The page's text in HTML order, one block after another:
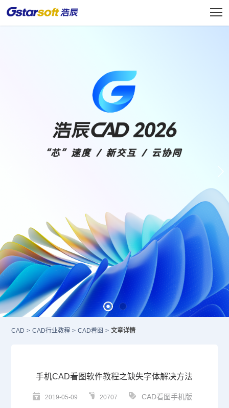
CAD > CAD行业教程 > CAD看图 > 文章详情
手机CAD看图软件教程之缺失字体解决方法
2019-05-09 20707 CAD看图手机版